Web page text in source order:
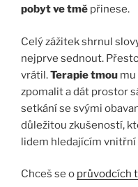
pobyt ve tmě přinese.
Celý zážitek shrnul
nejprve sednout.
vrátil.Terapie tmou mu
zpomalit a dát prostor
setkání se svými
důležitou zkušeností,
lidem hledajícím vnitřní
Chceš se o průvodcích